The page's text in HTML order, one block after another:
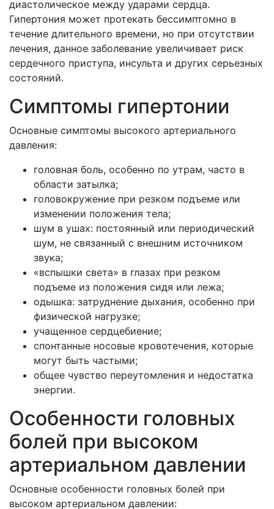
диастолическое между ударами сердца.
Гипертония может протекать бессимптомно в
течение длительного времени, но при отсутствии
лечения, данное заболевание увеличивает риск
сердечного приступа, инсульта и других серьезных
состояний.
Симптомы гипертонии
Основные симптомы высокого артериального
давления:
головная боль, особенно по утрам, часто в
области затылка;
головокружение при резком подъеме или
изменении положения тела;
шум в ушах: постоянный или периодический
шум, не связанный с внешним источником
звука;
«вспышки света» в глазах при резком
подъеме из положения сидя или лежа;
одышка: затруднение дыхания, особенно при
физической нагрузке;
учащенное сердцебиение;
спонтанные носовые кровотечения, которые
могут быть частыми;
общее чувство переутомления и недостатка
энергии.
Особенности головных
болей при высоком
артериальном давлении
Основные особенности головных болей при
высоком артериальном давлении: